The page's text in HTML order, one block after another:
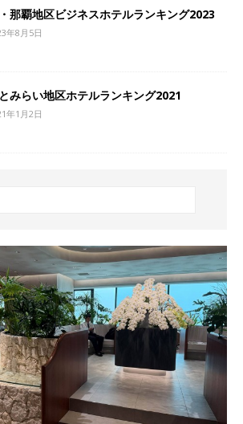
那覇地区ビジネスホテルランキング2023
年8月5日
みらい地区ホテルランキング2021
年1月2日